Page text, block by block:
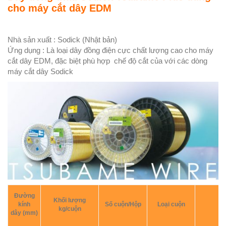
cho máy cắt dây EDM
Nhà sản xuất : Sodick (Nhật bản)
Ứng dụng : Là loại dây đồng điện cực chất lượng cao cho máy
cắt dây EDM, đặc biệt phù hợp chế độ cắt của với các dòng
máy cắt dây Sodick
Đường
kính
dây (mm)
Khối lượng
kg/cuộn
Số cuộn/Hộp Loại cuộn